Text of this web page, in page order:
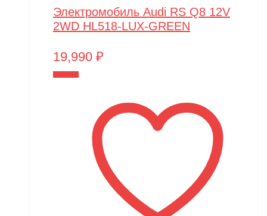
Электромобиль Audi RS Q8 12V
2WD HL518-LUX-GREEN
19,990 ₽